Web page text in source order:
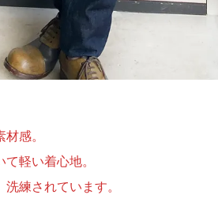
感。
軽い着心地。
練されています。